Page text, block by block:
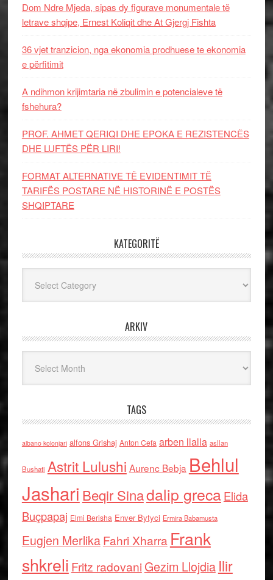
Dom Ndre Mjeda, sipas dy figurave monumentale të
letrave shqipe, Ernest Koliqit dhe At Gjergj Fishta
36 vjet tranzicion, nga ekonomia prodhuese te ekonomia
e përfitimit
A ndihmon krijimtaria në zbulimin e potencialeve të
fshehura?
PROF. AHMET QERIQI DHE EPOKA E REZISTENCЁS
DHE LUFTЁS PЁR LIRI!
FORMAT ALTERNATIVE TË EVIDENTIMIT TË
TARIFËS POSTARE NË HISTORINË E POSTËS
SHQIPTARE
KATEGORITË
ARKIV
TAGS
albano kolonjari alfons Grishaj Anton Cefa arben llalla asllan
Bushati Astrit Lulushi Aurenc Bebja Behlul
Jashari Beqir Sinadalip grecaElida
Buçpapaj Elmi Berisha Enver Bytyci Ermira Babamusta
Eugjen MerlikaFahri Xharra Frank
shkreli Fritz radovaniGezim Llojdia Ilir